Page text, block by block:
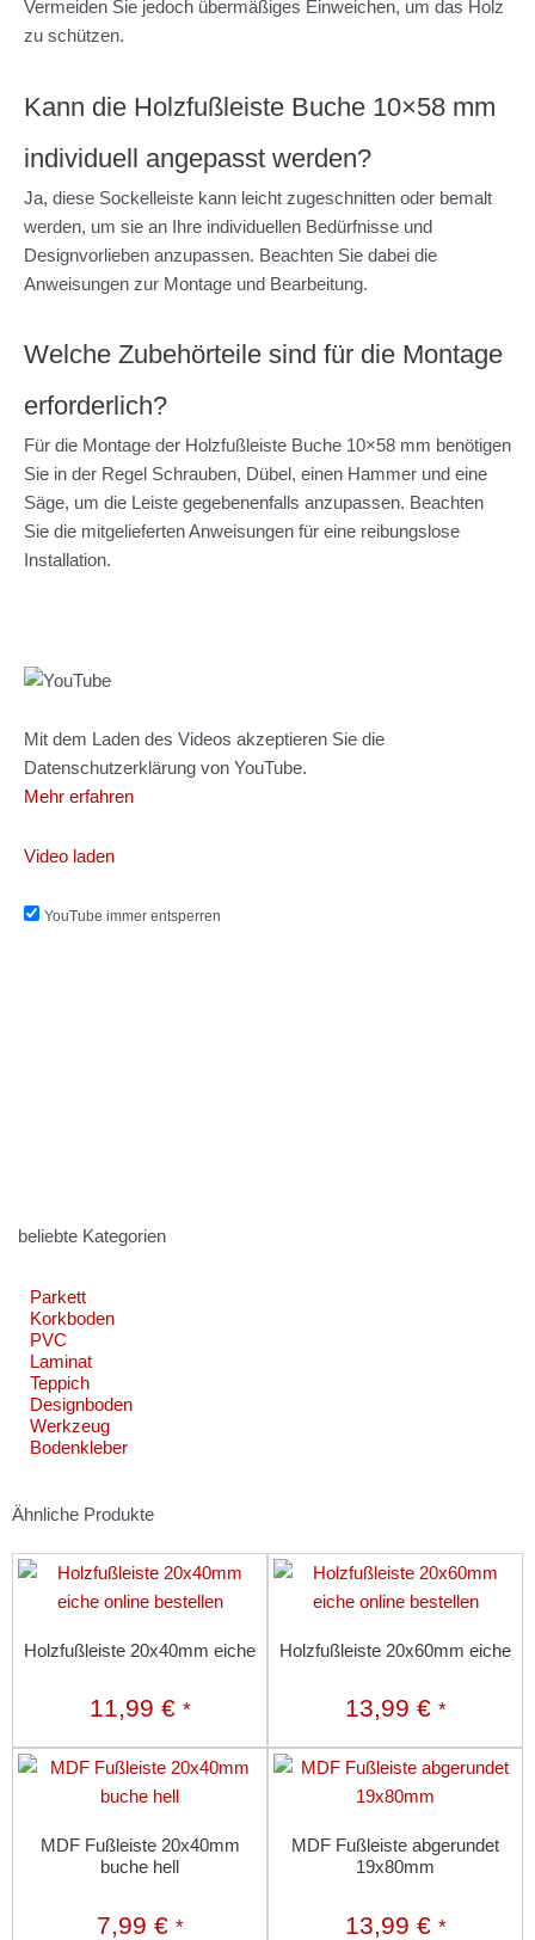
Vermeiden Sie jedoch übermäßiges Einweichen, um das Holz
zu schützen.
Kann die Holzfußleiste Buche 10×58 mm
individuell angepasst werden?
Ja, diese Sockelleiste kann leicht zugeschnitten oder bemalt
werden, um sie an Ihre individuellen Bedürfnisse und
Designvorlieben anzupassen. Beachten Sie dabei die
Anweisungen zur Montage und Bearbeitung.
Welche Zubehörteile sind für die Montage
erforderlich?
Für die Montage der Holzfußleiste Buche 10×58 mm benötigen
Sie in der Regel Schrauben, Dübel, einen Hammer und eine
Säge, um die Leiste gegebenenfalls anzupassen. Beachten
Sie die mitgelieferten Anweisungen für eine reibungslose
Installation.
Mit dem Laden des Videos akzeptieren Sie die
Datenschutzerklärung von YouTube.
Mehr erfahren
Video laden
YouTube immer entsperren
beliebte Kategorien
Parkett
Korkboden
PVC
Laminat
Teppich
Designboden
Werkzeug
Bodenkleber
Ähnliche Produkte
Holzfußleiste 20x40mm eiche
11,99 € *
Holzfußleiste 20x60mm eiche
13,99 € *
MDF Fußleiste 20x40mm
buche hell
7,99 € *
MDF Fußleiste abgerundet
19x80mm
13,99 € *